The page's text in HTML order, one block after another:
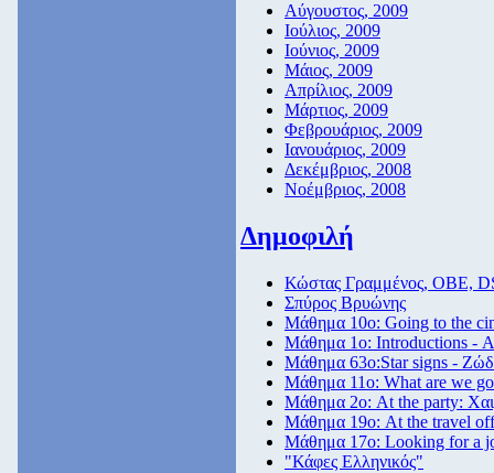
Αύγουστος, 2009
Ιούλιος, 2009
Ιούνιος, 2009
Μάιος, 2009
Απρίλιος, 2009
Μάρτιος, 2009
Φεβρουάριος, 2009
Ιανουάριος, 2009
Δεκέμβριος, 2008
Νοέμβριος, 2008
Δημοφιλή
Κώστας Γραμμένος, ΟΒΕ,
Σπύρος Βρυώνης
Μάθημα 10ο: Going to the
Μάθημα 1ο: Introductions -
Μάθημα 63ο:Star signs -
Μάθημα 11ο: What are we
Μάθημα 2ο: At the party:
Μάθημα 19ο: At the travel
Μάθημα 17ο: Looking for a
"Κάφες Ελληνικός"